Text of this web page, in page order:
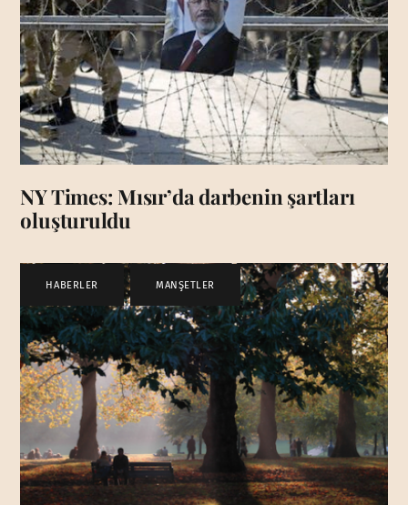
NY Times: Mısır’da darbenin şartları
oluşturuldu
HABERLER , MANŞETLER